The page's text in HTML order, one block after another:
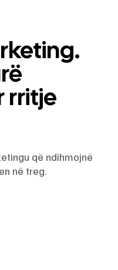
rritje
që ndihmojnë
në treg.